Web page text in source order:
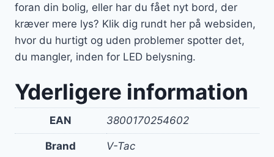
foran din bolig, eller har du fået nyt bord, der
kræver mere lys? Klik dig rundt her på websiden,
hvor du hurtigt og uden problemer spotter det,
du mangler, inden for LED belysning.
Yderligere information
EAN 3800170254602
Brand V-Tac